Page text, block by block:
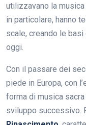
utilizzavano la
in particolare, hanno
scale, creando le
oggi.
Con il passare dei
piede in Europa, con
forma di musica
sviluppo successivo.